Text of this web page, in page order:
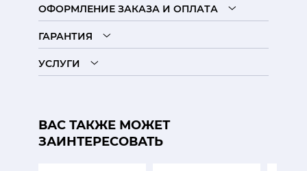
ОФОРМЛЕНИЕ ЗАКАЗА И ОПЛАТА
ГАРАНТИЯ
УСЛУГИ
ВАС ТАКЖЕ МОЖЕТ
ЗАИНТЕРЕСОВАТЬ